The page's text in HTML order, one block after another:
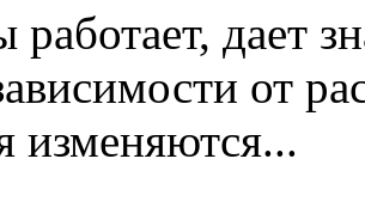
работает, дает
от
изменяются...